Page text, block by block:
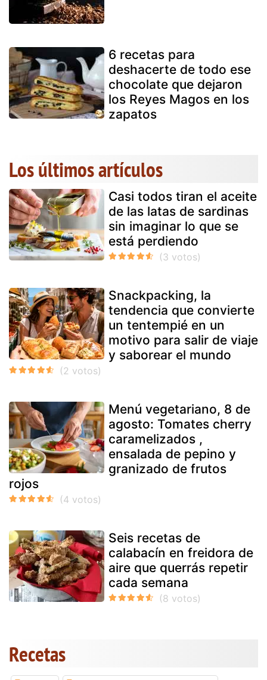
6 recetas para
deshacerte de todo ese
chocolate que dejaron
los Reyes Magos en los
zapatos
Los últimos artículos
Casi todos tiran el aceite
de las latas de sardinas
sin imaginar lo que se
está perdiendo
Snackpacking, la
tendencia que convierte
un tentempié en un
motivo para salir de viaje
y saborear el mundo
Menú vegetariano, 8 de
agosto: Tomates cherry
caramelizados ,
ensalada de pepino y
granizado de frutos
rojos
Seis recetas de
calabacín en freidora de
aire que querrás repetir
cada semana
Recetas